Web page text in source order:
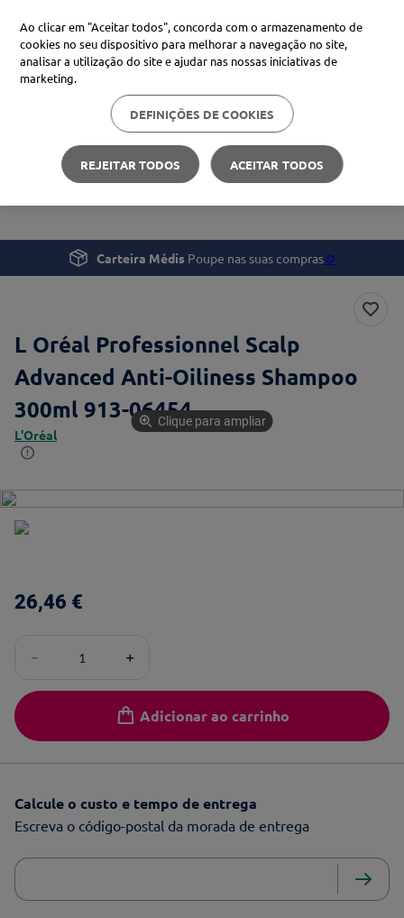
Procure no Marketplace Médis
Pesquisas mais comuns
xiaomi
cerave
Beleza e Cuidado pessoal
L Oréal Professionnel Scalp Advanced Anti-Oiliness
Carteira Médis Poupe nas suas compras🪙
L Oréal Professionnel Scalp
Advanced Anti-Oiliness Shampoo
300ml 913-06454
L'Oréal
Clique para ampliar
26,46 €
＋
－
Adicionar ao carrinho
Calcule o custo e tempo de entrega
Escreva o código-postal da morada de entrega
Ao clicar em "Aceitar todos", concorda com o armazenamento de
cookies no seu dispositivo para melhorar a navegação no site,
analisar a utilização do site e ajudar nas nossas iniciativas de
marketing.
DEFINIÇÕES DE COOKIES
REJEITAR TODOS ACEITAR TODOS